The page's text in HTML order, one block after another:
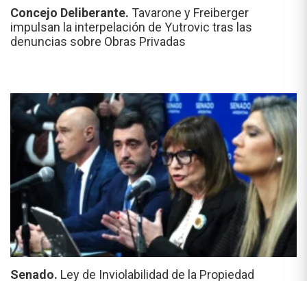
Concejo Deliberante. Tavarone y Freiberger
impulsan la interpelación de Yutrovic tras las
denuncias sobre Obras Privadas
Senado. Ley de Inviolabilidad de la Propiedad